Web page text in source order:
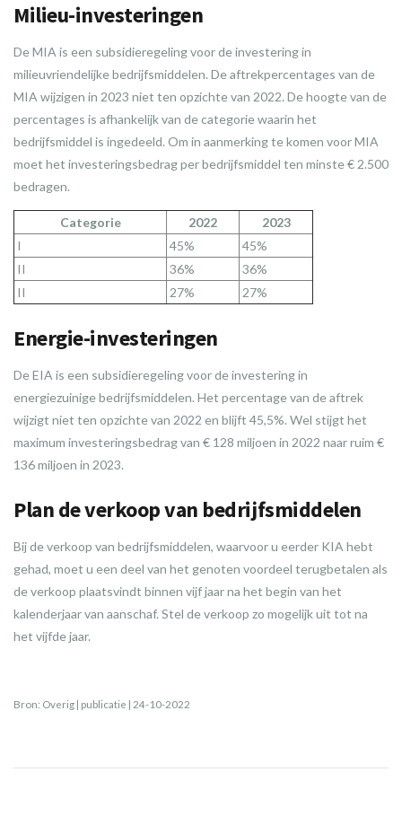
Milieu-investeringen
De MIA is een subsidieregeling voor de investering in
milieuvriendelijke bedrijfsmiddelen. De aftrekpercentages van de
MIA wijzigen in 2023 niet ten opzichte van 2022. De hoogte van de
percentages is afhankelijk van de categorie waarin het
bedrijfsmiddel is ingedeeld. Om in aanmerking te komen voor MIA
moet het investeringsbedrag per bedrijfsmiddel ten minste € 2.500
bedragen.
Categorie 2022
2023
I
45%
45%
II
36%
36%
II
27% 27%
Energie-investeringen
De EIA is een subsidieregeling voor de investering in
energiezuinige bedrijfsmiddelen. Het percentage van de aftrek
wijzigt niet ten opzichte van 2022 en blijft 45,5%. Wel stijgt het
maximum investeringsbedrag van € 128 miljoen in 2022 naar ruim €
136 miljoen in 2023.
Plan de verkoop van bedrijfsmiddelen
Bij de verkoop van bedrijfsmiddelen, waarvoor u eerder KIA hebt
gehad, moet u een deel van het genoten voordeel terugbetalen als
de verkoop plaatsvindt binnen vijf jaar na het begin van het
kalenderjaar van aanschaf. Stel de verkoop zo mogelijk uit tot na
het vijfde jaar.
Bron: Overig | publicatie | 24-10-2022